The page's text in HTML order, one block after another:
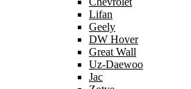
Lifan
Geely
DW Hover
Great Wall
Uz-Daewoo
Jac